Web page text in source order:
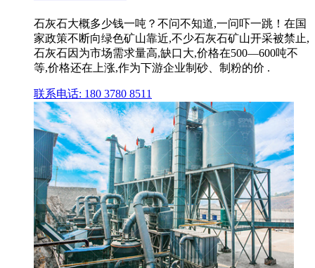
石灰石大概多少钱一吨？不问不知道,一问吓一跳！在国
家政策不断向绿色矿山靠近,不少石灰石矿山开采被禁止,
石灰石因为市场需求量高,缺口大,价格在500—600吨不
等,价格还在上涨,作为下游企业制砂、制粉的价 .
联系电话: 180 3780 8511